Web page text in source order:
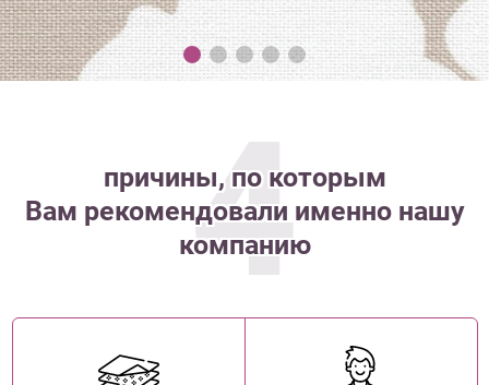
4
причины, по которым
Вам рекомендовали именно нашу
компанию